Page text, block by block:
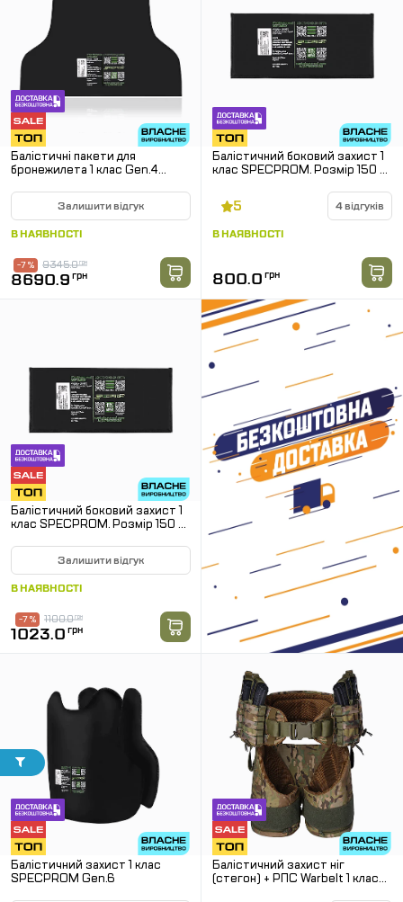
Балістичні пакети для
бронежилета 1 клас Gen.4
мм
Залишити відгук
В НАЯВНОСТІ
9345.0грн
-7 %
8690.9 грн
Балістичний боковий захист 1
клас SPECPROM. Розмір 150 на
5 4 відгуків
В НАЯВНОСТІ
800.0 грн
Балістичний боковий захист 1
клас SPECPROM. Розмір 150 на
Залишити відгук
В НАЯВНОСТІ
1100.0грн
-7 %
1023.0 грн
Балістичний захист 1 клас
SPECPROM Gen.6
Балістичний захист ніг
(стегон) + РПС Warbelt 1 клас